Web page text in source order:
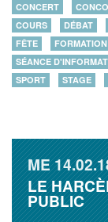
CONCERT
COURS
DÉBAT
FÊTE
FORMATION
SÉANCE
SPORT
STAGE
ME
LE
PUBLIC